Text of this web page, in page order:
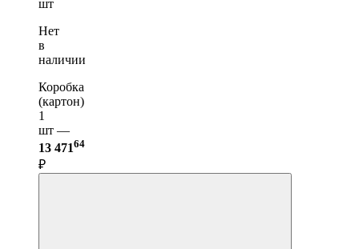
шт
Нет
в
наличии
Коробка
(картон)
1
шт —
13 47164
₽